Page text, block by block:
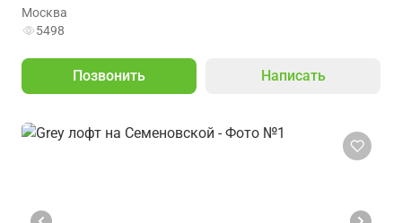
Москва
5498
Позвонить Написать